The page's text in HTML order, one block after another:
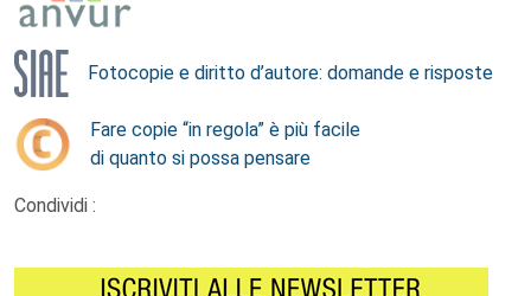
Fotocopie e diritto d’autore: domande e risposte
Fare copie “in regola” è più facile
di quanto si possa pensare
Condividi :